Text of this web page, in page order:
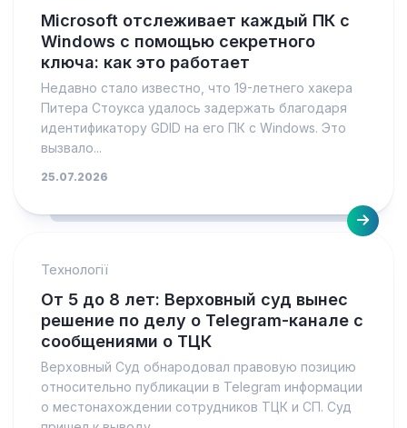
Microsoft отслеживает каждый ПК с
Windows с помощью секретного
ключа: как это работает
Недавно стало известно, что 19-летнего хакера
Питера Стоукса удалось задержать благодаря
идентификатору GDID на его ПК с Windows. Это
вызвало...
25.07.2026
Технології
От 5 до 8 лет: Верховный суд вынес
решение по делу о Telegram-канале с
сообщениями о ТЦК
Верховный Суд обнародовал правовую позицию
относительно публикации в Telegram информации
о местонахождении сотрудников ТЦК и СП. Суд